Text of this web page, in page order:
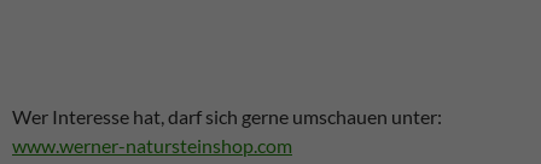
Wer Interesse hat, darf sich gerne umschauen unter:
www.werner-natursteinshop.com